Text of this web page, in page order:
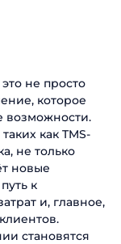
не просто
которое
возможности.
как TMS-
не только
новые
к
и, главное,
становятся